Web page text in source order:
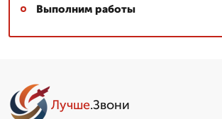
Выполним работы
Лучше.Звони